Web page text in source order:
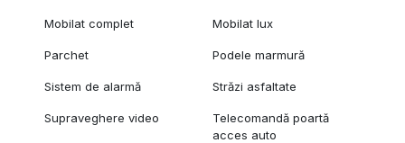
Mobilat complet Mobilat lux
Parchet Podele marmură
Sistem de alarmă Străzi asfaltate
Supraveghere video
Telecomandă poartă
acces auto